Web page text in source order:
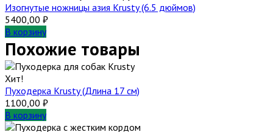
Изогнутые ножницы азия Krusty (6.5 дюймов)
5400,00 ₽
В корзину
Похожие товары
Хит!
Пуходерка Krusty (Длина 17 см)
1100,00 ₽
В корзину